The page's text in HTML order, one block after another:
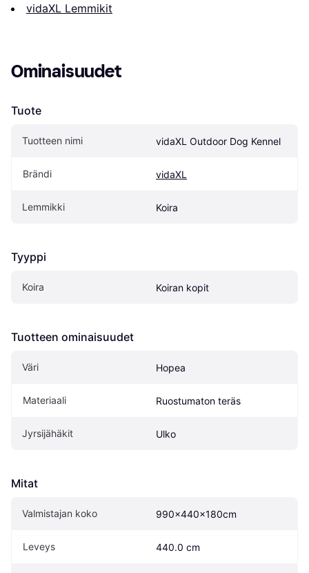
vidaXL Lemmikit
Ominaisuudet
Tuote
Tuotteen nimi vidaXL Outdoor Dog Kennel
Brändi vidaXL
Lemmikki Koira
Tyyppi
Koira Koiran kopit
Tuotteen ominaisuudet
Väri Hopea
Materiaali Ruostumaton teräs
Jyrsijähäkit Ulko
Mitat
Valmistajan koko 990x440x180cm
Leveys 440.0 cm